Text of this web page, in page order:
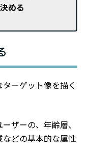
める
ーゲット像を描く
ザーの、年齢層、
どの基本的な属性